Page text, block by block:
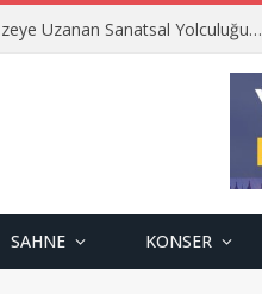
Uzanan Sanatsal Yolculuğu…
SAHNE KONSER